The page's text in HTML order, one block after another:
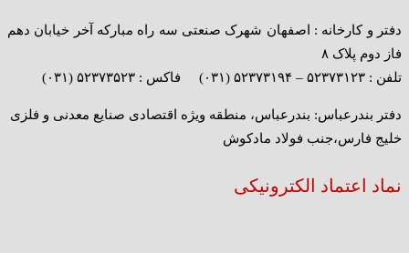
دفتر و کارخانه : اصفهان شهرک صنعتی سه راه مبارکه آخر خیابان دهم
فاز دوم پلاک ۸
تلفن : ۵۲۳۷۳۱۲۳ – ۵۲۳۷۳۱۹۴ (۰۳۱) فاکس : ۵۲۳۷۳۵۲۳ (۰۳۱)
دفتر بندرعباس: بندرعباس، منطقه ویژه اقتصادی صنایع معدنی و فلزی
خلیج فارس،جنب فولاد مادکوش
نماد اعتماد الکترونیکی